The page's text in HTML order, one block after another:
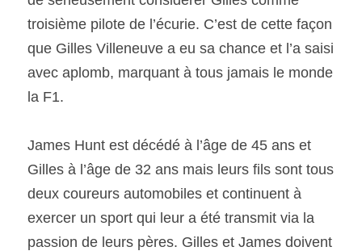
troisième pilote de l’écurie. C’est de cette façon
que Gilles Villeneuve a eu sa chance et l’a saisi
avec aplomb, marquant à tous jamais le monde
la F1.
James Hunt est décédé à l’âge de 45 ans et
Gilles à l’âge de 32 ans mais leurs fils sont tous
deux coureurs automobiles et continuent à
exercer un sport qui leur a été transmit via la
passion de leurs pères. Gilles et James doivent